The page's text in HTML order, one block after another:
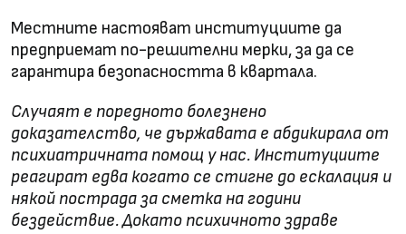
Местните настояват институциите да
предприемат по-решителни мерки, за да се
гарантира безопасността в квартала.
Случаят е поредното болезнено
доказателство, че държавата е абдикирала от
психиатричната помощ у нас. Институциите
реагират едва когато се стигне до ескалация и
някой пострада за сметка на години
бездействие. Докато психичното здраве